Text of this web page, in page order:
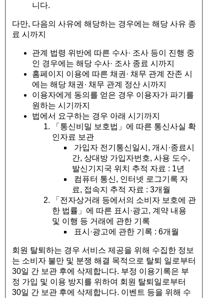
니다.
다만, 다음의 사유에 해당하는 경우에는 해당 사유 종
료 시까지
관계 법령 위반에 따른 수사· 조사 등이 진행 중
인 경우에는 해당 수사· 조사 종료 시까지
홈페이지 이용에 따른 채권· 채무 관계 잔존 시
에는 해당 채권· 채무 관계 정산 시까지
이용자에게 동의를 얻은 경우 이용자가 파기를
원하는 시기까지
법에서 요구하는 경우 아래 시기까지
「통신비밀 보호법」에 따른 통신사실 확
인자료 보관
가입자 전기통신일시, 개시·종료시
간, 상대방 가입자번호, 사용 도수,
발신기지국 위치 추적 자료 : 1년
컴퓨터 통신, 인터넷 로그기록 자
료, 접속지 추적 자료 : 3개월
「전자상거래 등에서의 소비자 보호에 관
한 법률」에 따른 표시·광고, 계약 내용
및 이행 등 거래에 관한 기록
표시·광고에 관한 기록 : 6개월
회원 탈퇴하는 경우 서비스 제공을 위해 수집한 정보
는 소비자 불만 및 분쟁 해결 목적으로 탈퇴 일로부터
30일 간 보관 후에 삭제합니다. 부정 이용기록은 부
정 가입 및 이용 방지를 위하여 회원 탈퇴일로부터
30일 간 보관 후에 삭제합니다. 이벤트 등을 위해 수